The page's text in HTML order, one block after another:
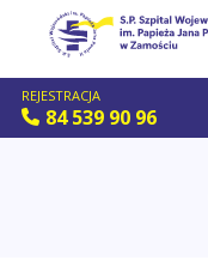
REJESTRACJA
84 539 90 96